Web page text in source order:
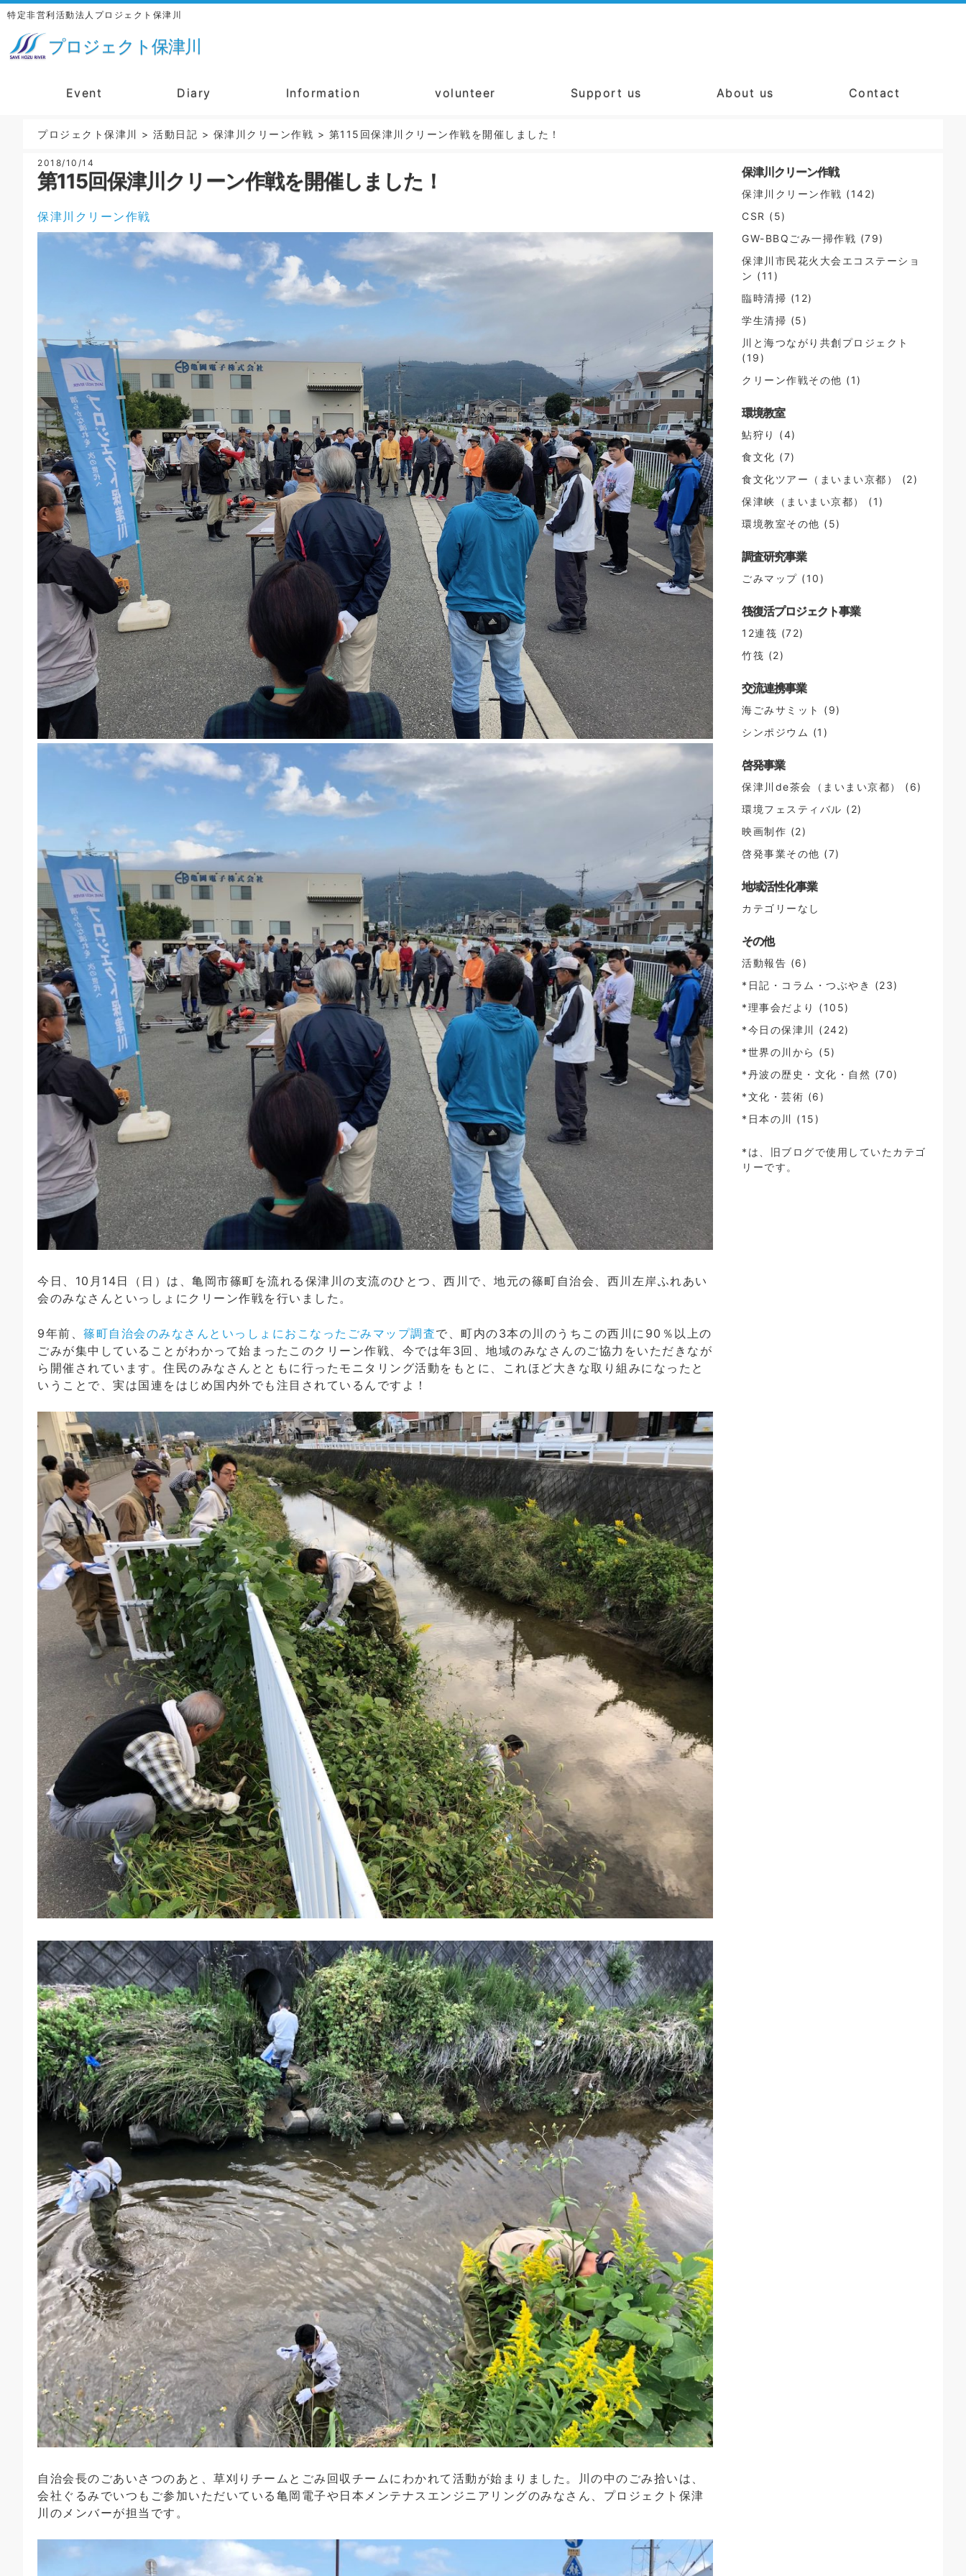
特定非営利活動法人プロジェクト保津川
プロジェクト保津川
Event Diary Information volunteer Support us About us Contact
プロジェクト保津川 > 活動日記 > 保津川クリーン作戦 > 第115回保津川クリーン作戦を開催しました！
2018/10/14
第115回保津川クリーン作戦を開催しました！
保津川クリーン作戦
今日、10月14日（日）は、亀岡市篠町を流れる保津川の支流のひとつ、西川で、地元の篠町自治会、西川左岸ふれあい
会のみなさんといっしょにクリーン作戦を行いました。
9年前、 篠町自治会のみなさんといっしょにおこなったごみマップ調査で、町内の3本の川のうちこの西川に90％以上の
ごみが集中していることがわかって始まったこのクリーン作戦、今では年3回、地域のみなさんのご協力をいただきなが
ら開催されています。住民のみなさんとともに行ったモニタリング活動をもとに、これほど大きな取り組みになったと
いうことで、実は国連をはじめ国内外でも注目されているんですよ！
自治会長のごあいさつのあと、草刈りチームとごみ回収チームにわかれて活動が始まりました。川の中のごみ拾いは、
会社ぐるみでいつもご参加いただいている亀岡電子や日本メンテナスエンジニアリングのみなさん、プロジェクト保津
川のメンバーが担当です。
保津川クリーン作戦
保津川クリーン作戦 (142)
CSR (5)
GW-BBQごみ一掃作戦 (79)
保津川市民花火大会エコステーショ
ン (11)
臨時清掃 (12)
学生清掃 (5)
川と海つながり共創プロジェクト
(19)
クリーン作戦その他 (1)
環境教室
鮎狩り
(4)
食文化 (7)
食文化ツアー（まいまい京都）
(2)
保津峡（まいまい京都）
(1)
環境教室その他 (5)
調査研究事業
ごみマップ (10)
筏復活プロジェクト事業
12連筏 (72)
竹筏 (2)
交流連携事業
海ごみサミット
(9)
シンポジウム (1)
啓発事業
保津川de茶会（まいまい京都）
(6)
環境フェスティバル (2)
映画制作 (2)
啓発事業その他 (7)
地域活性化事業
カテゴリーなし
その他
活動報告 (6)
*日記・コラム・つぶやき
(23)
*理事会だより
(105)
*今日の保津川 (242)
*世界の川から (5)
*丹波の歴史・文化・自然 (70)
*文化・芸術 (6)
*日本の川 (15)
*は、旧ブログで使用していたカテゴ
リーです。